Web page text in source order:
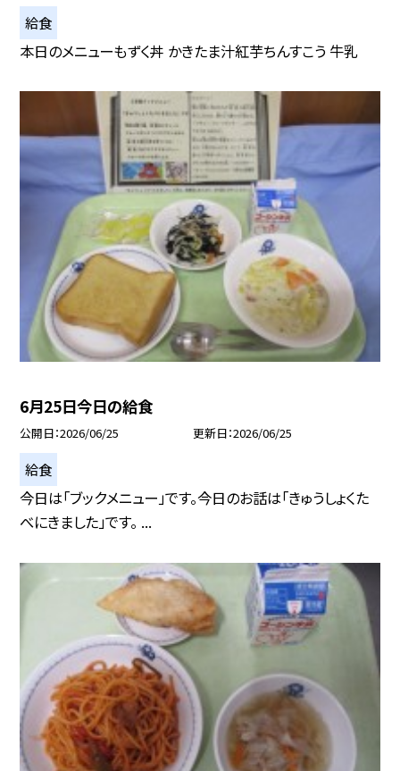
給食
本日のメニューもずく丼 かきたま汁紅芋ちんすこう 牛乳
6月25日今日の給食
公開日 2026/06/25 更新日 2026/06/25
給食
今日は「ブックメニュー」です。今日のお話は「きゅうしょくた
べにきました」です。 ...